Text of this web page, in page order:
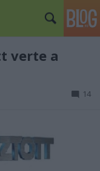
verte a
14